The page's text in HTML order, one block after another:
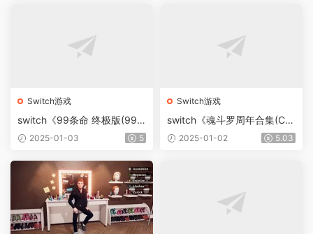
Switch游戏
switch《99条命 终极版(99Vi
das)》[NSZ] 美版【含1.0.4
2025-01-03 5
Switch游戏
switch《魂斗罗周年合集(Co
ntra Anniversary Collectio
2025-01-02 5.03